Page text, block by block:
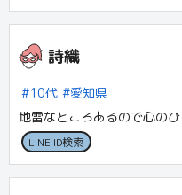
詩織
10代
愛知県
地雷なところあるので心の
LINE ID検索